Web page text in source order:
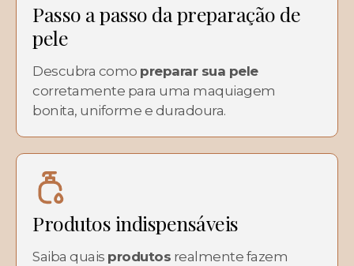
Passo a passo da preparação de
pele
Descubra como preparar sua pele
corretamente para uma maquiagem
bonita, uniforme e duradoura.
Produtos indispensáveis
Saiba quais produtos realmente fazem